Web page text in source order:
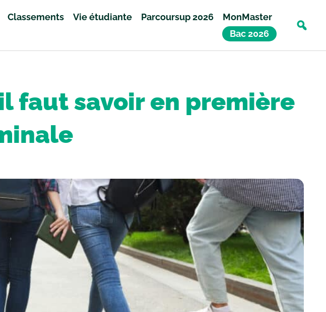
Classements Vie étudiante Parcoursup 2026
MonMaster
Bac 2026
faut savoir en première